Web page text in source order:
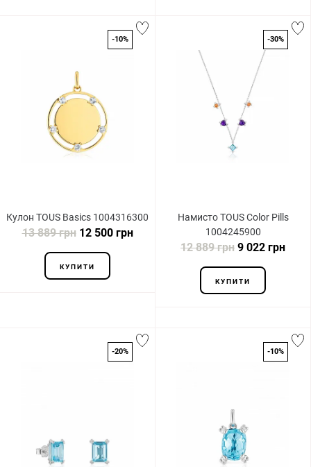
-10%
Кулон TOUS Basics 1004316300
13 889 грн12 500 грн
КУПИТИ
-30%
Намисто TOUS Color Pills
1004245900
12 889 грн 9 022 грн
КУПИТИ
-20% -10%